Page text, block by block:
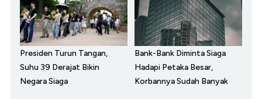
Presiden Turun Tangan,
Suhu 39 Derajat Bikin
Negara Siaga
Bank-Bank Diminta Siaga
Hadapi Petaka Besar,
Korbannya Sudah Banyak